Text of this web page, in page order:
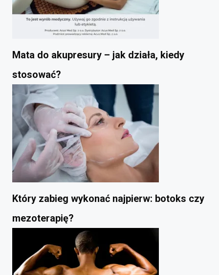
Mata do akupresury – jak działa, kiedy
stosować?
Który zabieg wykonać najpierw: botoks czy
mezoterapię?